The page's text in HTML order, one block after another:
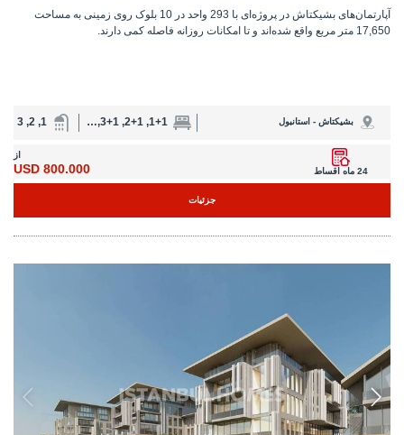
آپارتمان‌های بشیکتاش در پروژه‌ای با 293 واحد در 10 بلوک روی زمینی به مساحت
17,650 متر مربع واقع شده‌اند و تا امکانات روزانه فاصله کمی دارند.
بشیکتاش - استانبول 1+1, 2+1, 3+1, 4+1
1, 2, 3
24 ماه اقساط
از
800.000 USD
جزئیات